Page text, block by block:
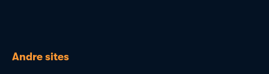
Andre sites